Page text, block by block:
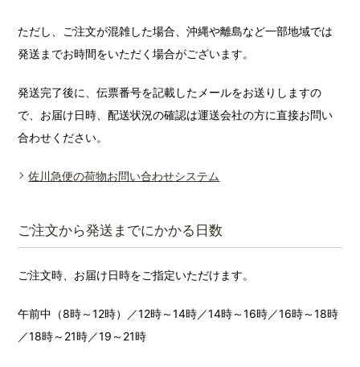
ただし、ご注文が混雑した場合、沖縄や離島など一部地域では
発送までお時間をいただく場合がございます。
発送完了後に、伝票番号を記載したメールをお送りしますの
で、お届け日時、配送状況の確認は運送会社の方に直接お問い
合わせください。
佐川急便の荷物お問い合わせシステム
ご注文から発送までにかかる日数
ご注文時、お届け日時をご指定いただけます。
午前中（8時～12時）／12時～14時／14時～16時／16時～18時
／18時～21時／19～21時